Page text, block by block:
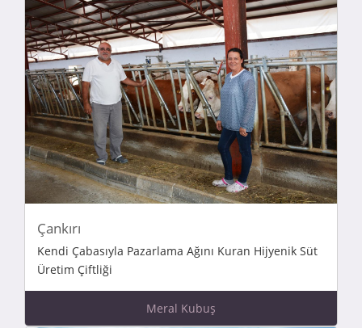
Çankırı
Kendi Çabasıyla Pazarlama Ağını Kuran Hijyenik Süt
Üretim Çiftliği
Meral Kubuş